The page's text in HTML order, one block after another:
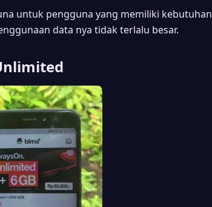
untuk pengguna yang memiliki kebutuhan
data nya tidak terlalu besar.